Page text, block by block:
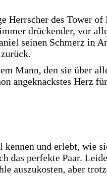
Herrscher des Tower of
drückender, vor
seinen Schmerz in
Mann, den sie über
angeknackstes Herz
und erlebt, wie
das perfekte Paar.
auszukosten, aber